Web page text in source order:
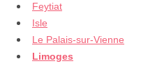
Feytiat
Isle
Le Palais-sur-Vienne
Limoges